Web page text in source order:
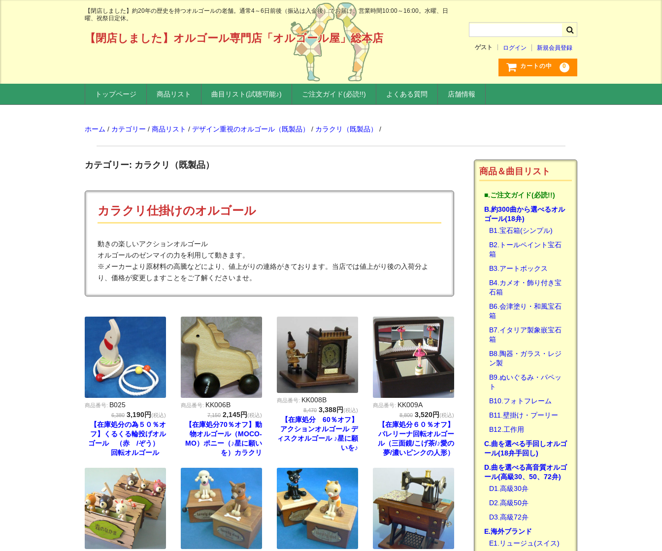
【閉店しました】約20年の歴史を持つオルゴールの老舗。通常4～6日前後（振込は入金後）でお届け。営業時間10:00～16:00。水曜、日
曜、祝祭日定休。
【閉店しました】オルゴール専門店「オルゴール屋」総本店
ゲスト ログイン 新規会員登録
カートの中 0
トップページ 商品リスト 曲目リスト(試聴可能♪) ご注文ガイド(必読!!) よくある質問 店舗情報
ホーム / カテゴリー / 商品リスト / デザイン重視のオルゴール（既製品） / カラクリ（既製品） /
カテゴリー: カラクリ（既製品）
カラクリ仕掛けのオルゴール
動きの楽しいアクションオルゴール
オルゴールのゼンマイの力を利用して動きます。
※メーカーより原材料の高騰などにより、値上がりの連絡がきております。当店では値上がり後の入荷分よ
り、価格が変更しますことをご了解くださいませ。
商品番号: B025
6,380 3,190円(税込)
【在庫処分の為５０％オ
フ】くるくる輪投げオル
ゴール （赤 /ぞう）
回転オルゴール
商品番号: KK006B
7,150 2,145円(税込)
【在庫処分70％オフ】動
物オルゴール（MOCO-
MO）ポニー（♪星に願い
を）カラクリ
商品番号: KK008B
8,470 3,388円(税込)
【在庫処分 60％オフ】
アクションオルゴール デ
ィスクオルゴール ♪星に願
いを♪
商品番号: KK009A
8,800 3,520円(税込)
【在庫処分６０％オフ】
バレリーナ回転オルゴー
ル（三面鏡/こげ茶/♪愛の
夢/濃いピンクの人形）
商品＆曲目リスト
■.ご注文ガイド(必読!!)
B.約300曲から選べるオル
ゴール(18弁)
B1.宝石箱(シンプル)
B2.トールペイント宝石
箱
B3.アートボックス
B4.カメオ・飾り付き宝
石箱
B6.会津塗り・和風宝石
箱
B7.イタリア製象嵌宝石
箱
B8.陶器・ガラス・レジ
ン製
B9.ぬいぐるみ・パペッ
ト
B10.フォトフレーム
B11.壁掛け・プーリー
B12.工作用
C.曲を選べる手回しオルゴ
ール(18弁手回し)
D.曲を選べる高音質オルゴ
ール(高級30、50、72弁)
D1.高級30弁
D2.高級50弁
D3.高級72弁
E.海外ブランド
E1.リュージュ(スイス)